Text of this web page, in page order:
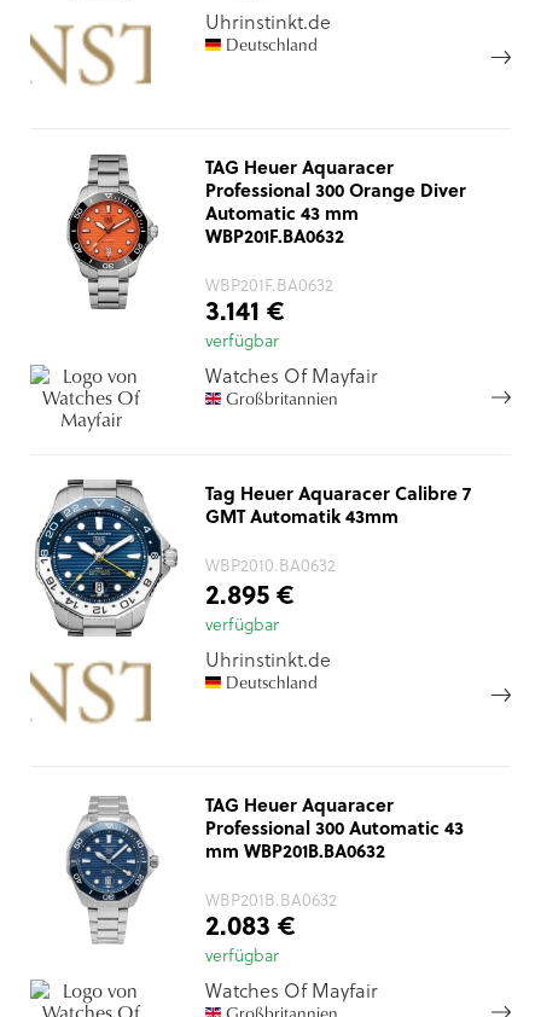
Uhrinstinkt.de
Deutschland
TAG Heuer Aquaracer
Professional 300 Orange Diver
Automatic 43 mm
WBP201F.BA0632
WBP201F.BA0632
3.141 €
verfügbar
Watches Of Mayfair
Großbritannien
Tag Heuer Aquaracer Calibre 7
GMT Automatik 43mm
WBP2010.BA0632
2.895 €
verfügbar
Uhrinstinkt.de
Deutschland
TAG Heuer Aquaracer
Professional 300 Automatic 43
mm WBP201B.BA0632
WBP201B.BA0632
2.083 €
verfügbar
Watches Of Mayfair